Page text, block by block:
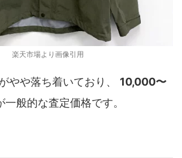
楽天市場より画像引用
やや落ち着いており、 10,000〜
一般的な査定価格です。